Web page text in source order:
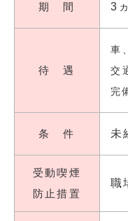
期 間 3
待 遇
車
交
完
条 件 未
受動喫煙
防止措置
職